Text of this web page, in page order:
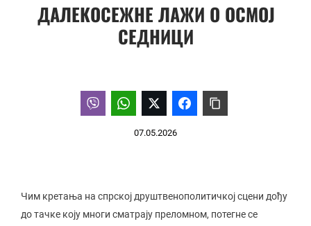
ДАЛЕКОСЕЖНЕ ЛАЖИ О ОСМОЈ
СЕДНИЦИ
07.05.2026
Чим кретања на спрској друштвенополитичкој сцени дођу
до тачке коју многи сматрају преломном, потегне се